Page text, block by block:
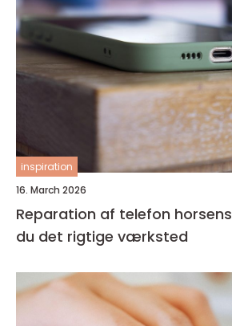
inspiration
16. March 2026
Reparation af telefon horsens sådan vælger
du det rigtige værksted